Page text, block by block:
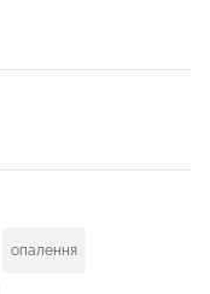
опалення